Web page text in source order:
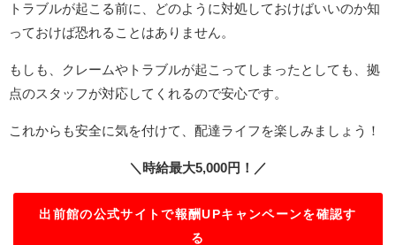
トラブルが起こる前に、どのように対処しておけばいいのか知
っておけば恐れることはありません。
もしも、クレームやトラブルが起こってしまったとしても、拠
点のスタッフが対応してくれるので安心です。
これからも安全に気を付けて、配達ライフを楽しみましょう！
＼時給最大5,000円！／
出前館の公式サイトで報酬UPキャンペーンを確認す
る